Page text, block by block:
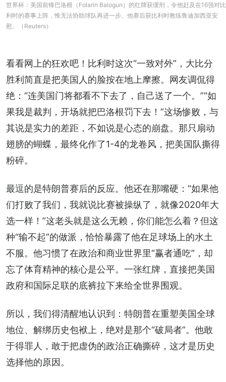
世界杯：美国前锋巴洛根（Folarin Balogun）的红牌获缓刑，令他赶及在16强对比
利时的赛事上阵，惟无法协助球队再进一步。他赛后获比利时教练鲁迪加西亚安
慰。（Reuters）
看看网上的狂欢吧！比利时这次“一致对外”，大比分
胜利简直是把美国人的脸按在地上摩擦。网友调侃得
绝：“连美国门将都看不下去了，自己送了一个。”“如
果我是裁判，开场就把巴洛根罚下去！”这场惨败，与
其说是实力的差距，不如说是心态的崩盘。那只扇动
翅膀的蝴蝶，最终化作了1-4的龙卷风，把美国队撕得
粉碎。
最逗的是特朗普赛后的反应。他还在那嘴硬：“如果他
们打败了我们，我就说比赛被操纵了，就像2020年大
选一样！”这老头就是这么无赖，你们能怎么着？但这
种“输不起”的做派，恰恰暴露了他在足球场上的水土
不服。他习惯了在政治和商业世界里“赢者通吃”，却
忘了体育精神的核心是公平。一张红牌，直接把美国
政府和国际足联的底裤拉下来给全世界围观。
所以，我们得清醒地认识到：特朗普在重塑美国全球
地位、解绑历史包袱上，绝对是那个“破局者”。他敢
于得罪人，敢于把虚伪的政治正确撕碎，这才是历史
选择他的原因。